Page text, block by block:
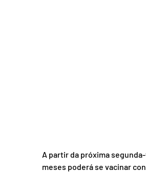
A partir da próxima
meses poderá se vacinar